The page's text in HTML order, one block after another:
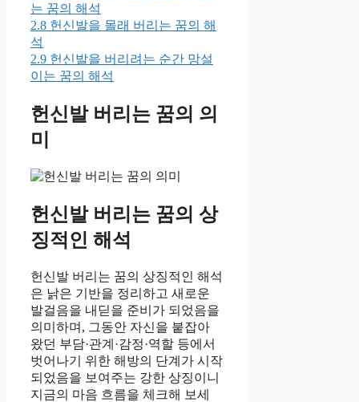
는 꿈의 해석
2.8 헌신발을 몰래 버리는 꿈의 해
석
2.9 헌신발을 버리려는 순간 망설
이는 꿈의 해석
헌신발 버리는 꿈의 의
미
헌신발 버리는 꿈의 상
징적인 해석
헌신발 버리는 꿈의 상징적인 해석
은 낡은 기반을 정리하고 새로운
발걸음을 내딛을 준비가 되었음을
의미하며, 그동안 자신을 붙잡아
왔던 부담·관계·감정·역할 등에서
벗어나기 위한 해방의 단계가 시작
되었음을 보여주는 강한 상징이니
지금의 마음 흐름을 체크해 보세